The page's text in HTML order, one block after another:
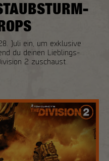
Juli ein, um exklusive
du deinen Lieblings-
2 zuschaust.